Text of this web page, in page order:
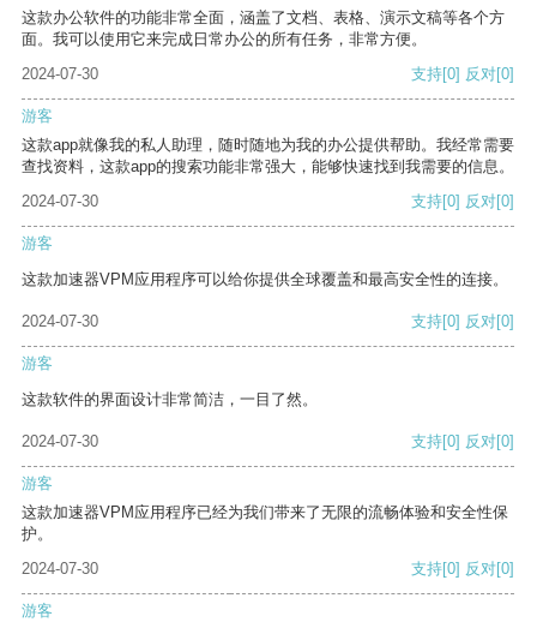
这款办公软件的功能非常全面，涵盖了文档、表格、演示文稿等各个方
面。我可以使用它来完成日常办公的所有任务，非常方便。
2024-07-30
支持[0] 反对[0]
游客
这款app就像我的私人助理，随时随地为我的办公提供帮助。我经常需要
查找资料，这款app的搜索功能非常强大，能够快速找到我需要的信息。
2024-07-30
支持[0] 反对[0]
游客
这款加速器VPM应用程序可以给你提供全球覆盖和最高安全性的连接。
2024-07-30 支持[0] 反对[0]
游客
这款软件的界面设计非常简洁，一目了然。
2024-07-30 支持[0] 反对[0]
游客
这款加速器VPM应用程序已经为我们带来了无限的流畅体验和安全性保
护。
2024-07-30
支持[0] 反对[0]
游客